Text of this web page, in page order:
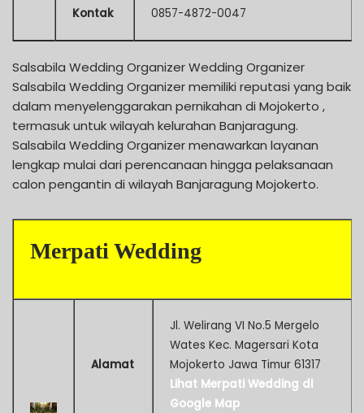
Kontak 0857-4872-0047
Salsabila Wedding Organizer Wedding Organizer
Salsabila Wedding Organizer memiliki reputasi yang baik
dalam menyelenggarakan pernikahan di Mojokerto ,
termasuk untuk wilayah kelurahan Banjaragung.
Salsabila Wedding Organizer menawarkan layanan
lengkap mulai dari perencanaan hingga pelaksanaan
calon pengantin di wilayah Banjaragung Mojokerto.
Merpati Wedding
Alamat
Jl. Welirang VI No.5 Mergelo
Wates Kec. Magersari Kota
Mojokerto Jawa Timur 61317
Lihat Merpati Wedding di
Google Map